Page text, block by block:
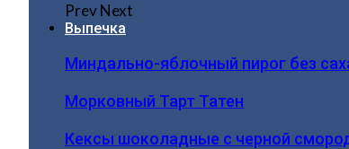
PrevNext
Выпечка
Миндально-яблочный пирог без
Морковный Тарт Татен
Кексы шоколадные с черной